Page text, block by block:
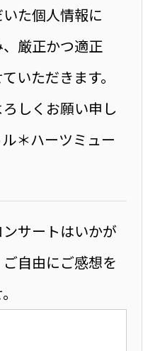
た個人情報に
厳正かつ適正
いただきます。
しくお願い申し
＊ハーツミュー
サートはいかが
自由にご感想を